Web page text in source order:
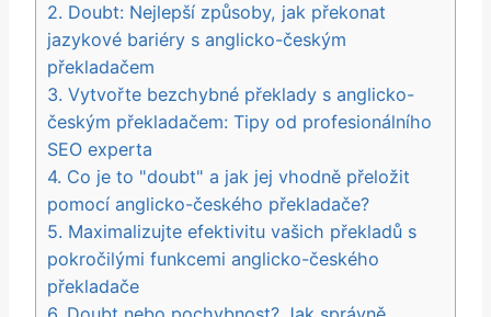
2. Doubt: Nejlepší způsoby, jak překonat
jazykové bariéry s anglicko-českým
překladačem
3. Vytvořte bezchybné překlady s anglicko-
českým překladačem: Tipy od profesionálního
SEO experta
4. Co je to "doubt" a jak jej vhodně přeložit
pomocí anglicko-českého překladače?
5. Maximalizujte efektivitu vašich překladů s
pokročilými funkcemi anglicko-českého
překladače